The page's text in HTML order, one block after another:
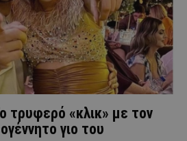
τρυφερό «κλικ» με τον
γιο του